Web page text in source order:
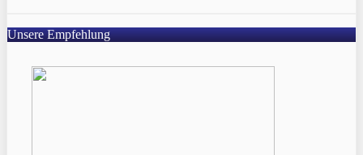
Unsere Empfehlung